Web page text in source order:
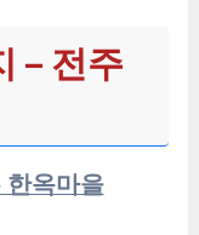
– 전주
한옥마을